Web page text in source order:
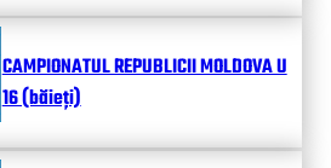
CAMPIONATUL REPUBLICII MOLDOVA U
16 (băieți)